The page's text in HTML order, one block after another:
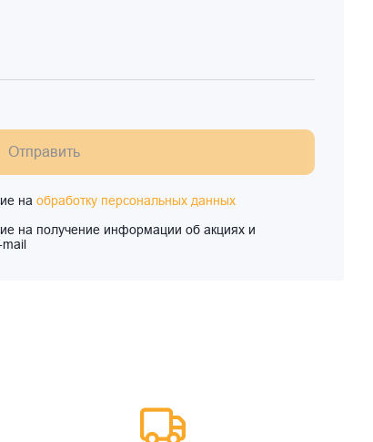
Отправить
наобработку персональных данных
на получение информации об акциях и
mail